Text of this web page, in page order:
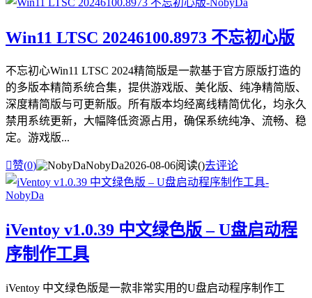
Win11 LTSC 20246100.8973 不忘初心版
不忘初心Win11 LTSC 2024精简版是一款基于官方原版打造的
的多版本精简系统合集，提供游戏版、美化版、纯净精简版、
深度精简版与可更新版。所有版本均经离线精简优化，均永久
禁用系统更新，大幅降低资源占用，确保系统纯净、流畅、稳
定。游戏版...
赞(0) NobyDa2026-08-06阅读()去评论
iVentoy v1.0.39 中文绿色版 – U盘启动程
序制作工具
iVentoy 中文绿色版是一款非常实用的U盘启动程序制作工